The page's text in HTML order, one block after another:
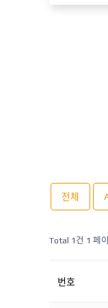
전체
Total 1건 1 페
번호